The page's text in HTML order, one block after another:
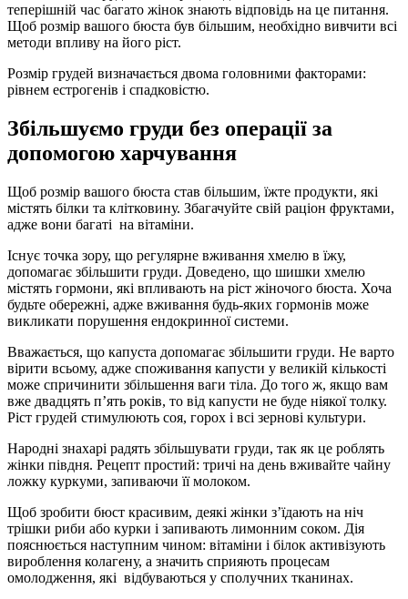
теперішній час багато жінок знають відповідь на це питання.
Щоб розмір вашого бюста був більшим, необхідно вивчити всі
методи впливу на його ріст.
Розмір грудей визначається двома головними факторами:
рівнем естрогенів і спадковістю.
Збільшуємо груди без операції за
допомогою харчування
Щоб розмір вашого бюста став більшим, їжте продукти, які
містять білки та клітковину. Збагачуйте свій раціон фруктами,
адже вони багаті на вітаміни.
Існує точка зору, що регулярне вживання хмелю в їжу,
допомагає збільшити груди. Доведено, що шишки хмелю
містять гормони, які впливають на ріст жіночого бюста. Хоча
будьте обережні, адже вживання будь-яких гормонів може
викликати порушення ендокринної системи.
Вважається, що капуста допомагає збільшити груди. Не варто
вірити всьому, адже споживання капусти у великій кількості
може спричинити збільшення ваги тіла. До того ж, якщо вам
вже двадцять п’ять років, то від капусти не буде ніякої толку.
Ріст грудей стимулюють соя, горох і всі зернові культури.
Народні знахарі радять збільшувати груди, так як це роблять
жінки півдня. Рецепт простий: тричі на день вживайте чайну
ложку куркуми, запиваючи її молоком.
Щоб зробити бюст красивим, деякі жінки з’їдають на ніч
трішки риби або курки і запивають лимонним соком. Дія
пояснюється наступним чином: вітаміни і білок активізують
вироблення колагену, а значить сприяють процесам
омолодження, які відбуваються у сполучних тканинах.